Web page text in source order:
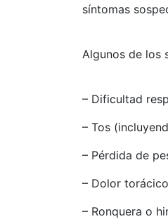
síntomas
Algunos de los
– Dificultad
– Tos
– Pérdida de
– Dolor
– Ronquera o